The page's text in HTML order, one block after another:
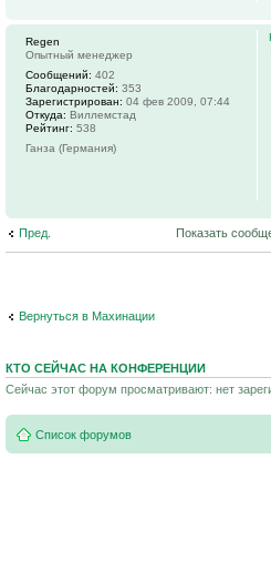
Regen
Опытный менеджер
Сообщений: 402
Благодарностей: 353
Зарегистрирован: 04 фев 2009, 07:44
Откуда: Виллемстад
Рейтинг: 538
Ганза (Германия)
Пред. Показать
Вернуться в Махинации
КТО СЕЙЧАС НА КОНФЕРЕНЦИИ
Сейчас этот форум просматривают: нет
Список форумов